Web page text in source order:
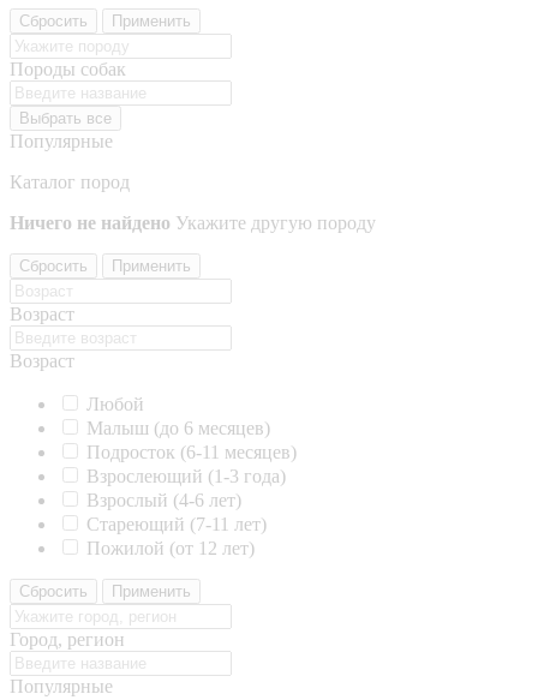
Сбросить Применить
Породы собак
Выбрать все
Популярные
Каталог пород
Ничего не найдено Укажите другую породу
Сбросить Применить
Возраст
Возраст
Любой
Малыш (до 6 месяцев)
Подросток (6-11 месяцев)
Взрослеющий (1-3 года)
Взрослый (4-6 лет)
Стареющий (7-11 лет)
Пожилой (от 12 лет)
Сбросить Применить
Город, регион
Популярные